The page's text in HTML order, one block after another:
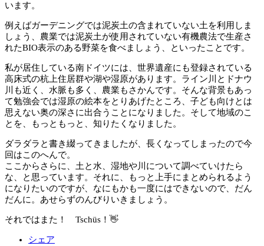
います。
例えばガーデニングでは泥炭土の含まれていない土を利用しま
しょう、農業では泥炭土が使用されていない有機農法で生産さ
れたBIO表示のある野菜を食べましょう、といったことです。
私が居住している南ドイツには、世界遺産にも登録されている
高床式の杭上住居群や湖や湿原があります。ライン川とドナウ
川も近く、水脈も多く、農業もさかんです。そんな背景もあっ
て勉強会では湿原の絵本をとりあげたところ、子ども向けとは
思えない奥の深さに出合うことになりました。そして地域のこ
とを、もっともっと、知りたくなりました。
ダラダラと書き綴ってきましたが、長くなってしまったので今
回はこのへんで。
ここからさらに、土と水、湿地や川について調べていけたら
な、と思っています。それに、もっと上手にまとめられるよう
になりたいのですが、なにもかも一度にはできないので、だん
だんに。あせらずのんびりいきましょう。
それではまた！ Tschüs！👋
シェア